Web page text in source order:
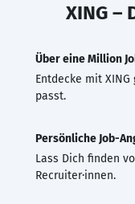
XING –
Über eine Million
Entdecke mit
passt.
Persönliche Job-
Lass Dich finden
Recruiter·innen.